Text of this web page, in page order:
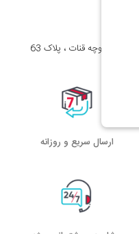
باهنر ، کوچه قنات ، پلاک 63
ارسال سریع و روزانه